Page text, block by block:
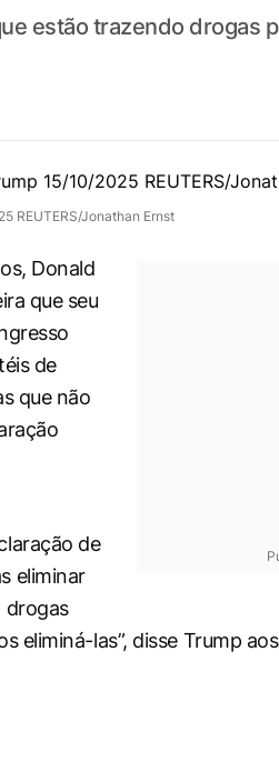
estão trazendo drogas
REUTERS/Jonathan Ernst
Donald
que seu
de
que não
de
eliminar
drogas
eliminá-las”, disse Trump